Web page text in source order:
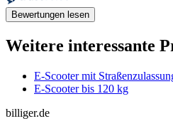
Bewertungen lesen
Weitere interessante
E-Scooter mit
E-Scooter bis 120 kg
billiger.de